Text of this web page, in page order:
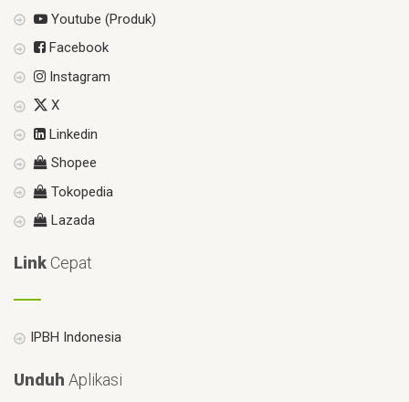
Youtube (Produk)
Facebook
Instagram
X
Linkedin
Shopee
Tokopedia
Lazada
Link Cepat
IPBH Indonesia
Unduh Aplikasi